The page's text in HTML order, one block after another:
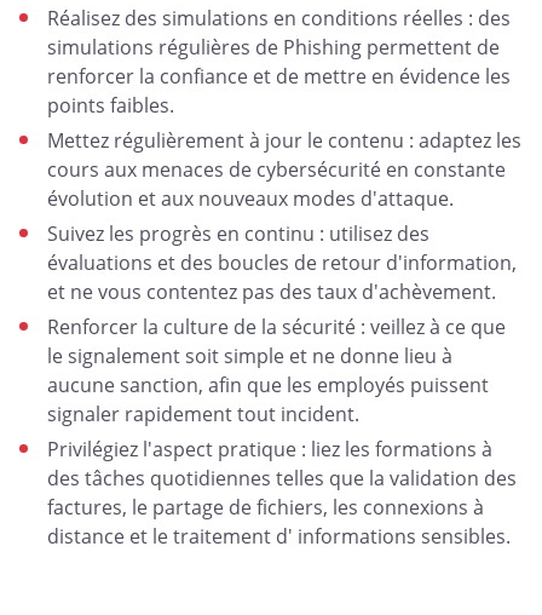
Réalisez des simulations en conditions réelles : des
simulations régulières de Phishing permettent de
renforcer la confiance et de mettre en évidence les
points faibles.
Mettez régulièrement à jour le contenu : adaptez les
cours aux menaces de cybersécurité en constante
évolution et aux nouveaux modes d'attaque.
Suivez les progrès en continu : utilisez des
évaluations et des boucles de retour d'information,
et ne vous contentez pas des taux d'achèvement.
Renforcer la culture de la sécurité : veillez à ce que
le signalement soit simple et ne donne lieu à
aucune sanction, afin que les employés puissent
signaler rapidement tout incident.
Privilégiez l'aspect pratique : liez les formations à
des tâches quotidiennes telles que la validation des
factures, le partage de fichiers, les connexions à
distance et le traitement d' informations sensibles.